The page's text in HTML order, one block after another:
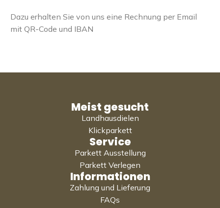
Dazu erhalten Sie von uns eine Rechnung per Email
mit QR-Code und IBAN
Meist gesucht
Landhausdielen
Klickparkett
Service
Parkett Ausstellung
Parkett Verlegen
Informationen
Zahlung und Lieferung
FAQs